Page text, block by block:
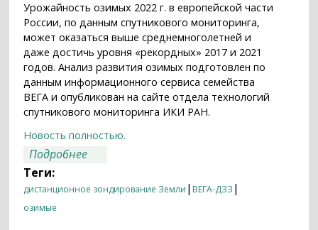
Урожайность озимых 2022 г. в европейской части
России, по данным спутникового мониторинга,
может оказаться выше среднемноголетней и
даже достичь уровня «рекордных» 2017 и 2021
годов. Анализ развития озимых подготовлен по
данным информационного сервиса семейства
ВЕГА и опубликован на сайте отдела технологий
спутникового мониторинга ИКИ РАН.
Новость полностью.
Подробнее
Теги:
дистанционное зондирование Земли | ВЕГА-ДЗЗ |
озимые